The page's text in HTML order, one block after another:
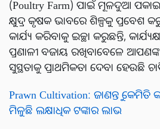
(Poultry Farm) ପାଇଁ ମୂଳଦୁଆ
କ୍ଷୁଦ୍ର କୃଷକ ଭାବରେ ଶିଳ୍ପକୁ ପ୍ରବେଶ
କାର୍ଯ୍ୟ କରିବାକୁ ଇଚ୍ଛା କରୁଛନ୍ତି,
ପ୍ରଣାଳୀ ବଜାୟ ରଖିବାବେଳେ ଆପଣଙ୍କ
ସୁସ୍ଥତାକୁ ପ୍ରାଥମିକତା ଦେବା ହେଉଛି
Prawn Cultivation: ଜାଣନ୍ତୁ କେମିତି
ମିଳୁଛି ଲକ୍ଷାଧିକ ଟଙ୍କାର ଲାଭ